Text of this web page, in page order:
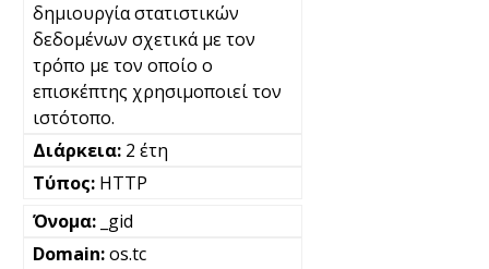
δημιουργία στατιστικών
δεδομένων σχετικά με τον
τρόπο με τον οποίο ο
επισκέπτης χρησιμοποιεί τον
ιστότοπο.
2 έτη
HTTP
_gid
os.tc